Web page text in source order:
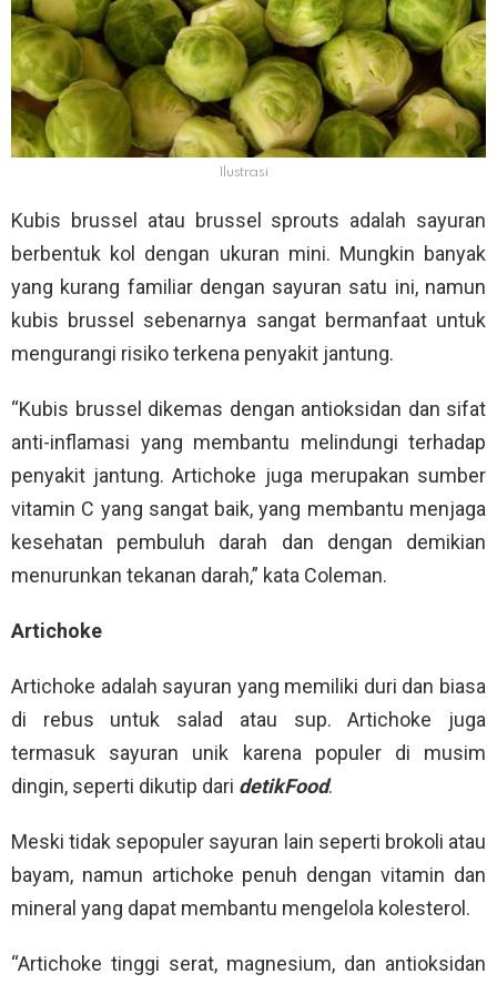
Ilustrasi
Kubis brussel atau brussel sprouts adalah sayuran
berbentuk kol dengan ukuran mini. Mungkin banyak
yang kurang familiar dengan sayuran satu ini, namun
kubis brussel sebenarnya sangat bermanfaat untuk
mengurangi risiko terkena penyakit jantung.
“Kubis brussel dikemas dengan antioksidan dan sifat
anti-inflamasi yang membantu melindungi terhadap
penyakit jantung. Artichoke juga merupakan sumber
vitamin C yang sangat baik, yang membantu menjaga
kesehatan pembuluh darah dan dengan demikian
menurunkan tekanan darah,” kata Coleman.
Artichoke
Artichoke adalah sayuran yang memiliki duri dan biasa
di rebus untuk salad atau sup. Artichoke juga
termasuk sayuran unik karena populer di musim
dingin, seperti dikutip dari detikFood.
Meski tidak sepopuler sayuran lain seperti brokoli atau
bayam, namun artichoke penuh dengan vitamin dan
mineral yang dapat membantu mengelola kolesterol.
“Artichoke tinggi serat, magnesium, dan antioksidan